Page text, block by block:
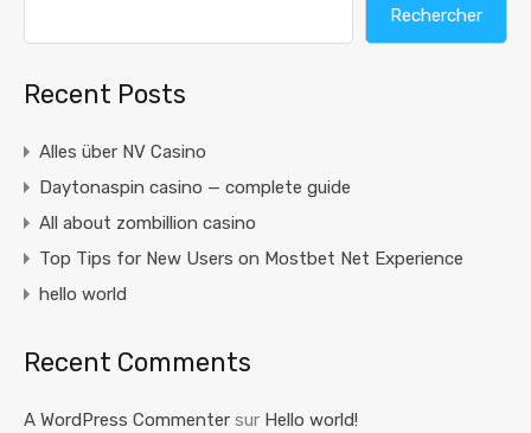
Rechercher
Recent Posts
Alles über NV Casino
Daytonaspin casino — complete guide
All about zombillion casino
Top Tips for New Users on Mostbet Net Experience
hello world
Recent Comments
A WordPress Commenter sur Hello world!